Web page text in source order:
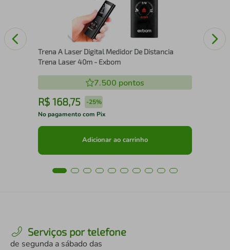
Trena A Laser Digital Medidor De Distancia
Trena Laser 40m - Exbom
7.500 pontos
R$ 168,75 -25%
No pagamento com Pix
Adicionar ao carrinho
Serviços por telefone
de segunda a sábado das